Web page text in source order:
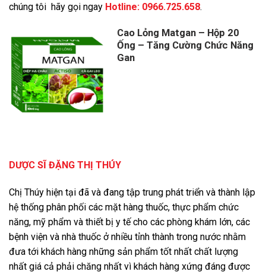
chúng tôi hãy gọi ngay Hotline: 0966.725.658.
Cao Lỏng Matgan – Hộp 20
Ống – Tăng Cường Chức Năng
Gan
DƯỢC SĨ ĐẶNG THỊ THÚY
Chị Thúy hiện tại đã và đang tập trung phát triển và thành lập
hệ thống phân phối các mặt hàng thuốc, thực phẩm chức
năng, mỹ phẩm và thiết bị y tế cho các phòng khám lớn, các
bệnh viện và nhà thuốc ở nhiều tỉnh thành trong nước nhằm
đưa tới khách hàng những sản phẩm tốt nhất chất lượng
nhất giá cả phải chăng nhất vì khách hàng xứng đáng được